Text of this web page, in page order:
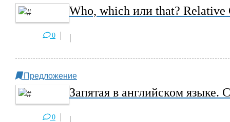
Who, which или that? Relative
0
Предложение
Запятая в английском языке.
0